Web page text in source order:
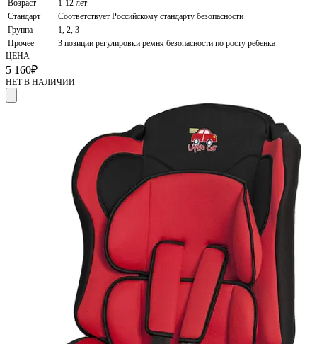
Возраст
1-12 лет
Стандарт
Соответствует Российскому стандарту безопасности
Группа
1, 2, 3
Прочее
3 позиции регулировки ремня безопасности по росту ребенка
ЦЕНА
5 160₽
НЕТ В НАЛИЧИИ